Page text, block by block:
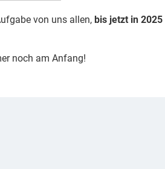
von uns allen, bis jetzt in 2025
noch am Anfang!